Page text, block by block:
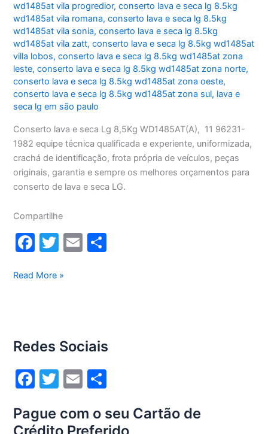
wd1485at vila progredior,conserto lava e seca lg 8.5kg
wd1485at vila romana,conserto lava e seca lg 8.5kg
wd1485at vila sonia,conserto lava e seca lg 8.5kg
wd1485at vila zatt,conserto lava e seca lg 8.5kg wd1485at
villa lobos,conserto lava e seca lg 8.5kg wd1485at zona
leste,conserto lava e seca lg 8.5kg wd1485at zona norte,
conserto lava e seca lg 8.5kg wd1485at zona oeste,
conserto lava e seca lg 8.5kg wd1485at zona sul, lava e
seca lg em são paulo
Conserto lava e seca Lg 8,5Kg WD1485AT(A), 11 96231-
1982 equipe técnica qualificada e experiente, uniformizada,
crachá de identificação, frota própria de veículos, peças
originais, garantia e sempre os melhores orçamentos para
conserto de lava e seca LG.
Compartilhe
F
c
o
o
k
T
itt
E
Conserto
8,5Kg
Read More »
Redes Sociais
F
c
T
itt
E
ai ar
Pague com o seu Cartão de
Crédito Preferido